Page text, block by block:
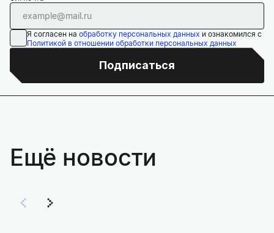
Я согласен на обработку персональных данных и ознакомился с
Политикой в отношении обработки персональных данных
Подписаться
Ещё новости